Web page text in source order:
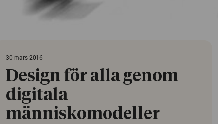
30 mars 2016
Design för alla genom
digitala
människomodeller